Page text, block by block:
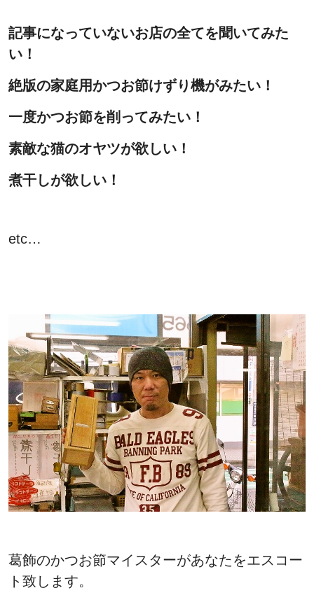
記事になっていないお店の全てを聞いてみた
い！
絶版の家庭用かつお節けずり機がみたい！
一度かつお節を削ってみたい！
素敵な猫のオヤツが欲しい！
煮干しが欲しい！
etc…
葛飾のかつお節マイスターがあなたをエスコー
ト致します。